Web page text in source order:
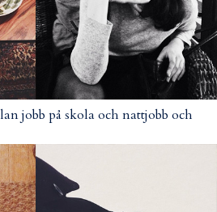
jobb på skola och nattjobb och